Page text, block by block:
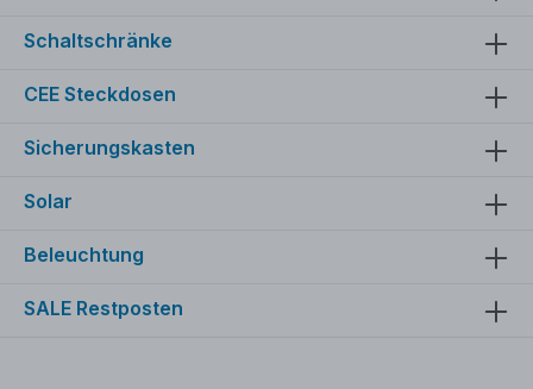
Schaltschränke
CEE Steckdosen
Sicherungskasten
Solar
Beleuchtung
SALE Restposten